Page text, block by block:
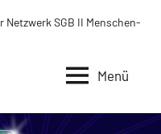
Netzwerk SGB II Menschen-
Menü